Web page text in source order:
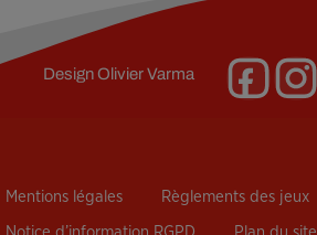
DesignOlivier Varma
Mentions légales Règlements des jeux